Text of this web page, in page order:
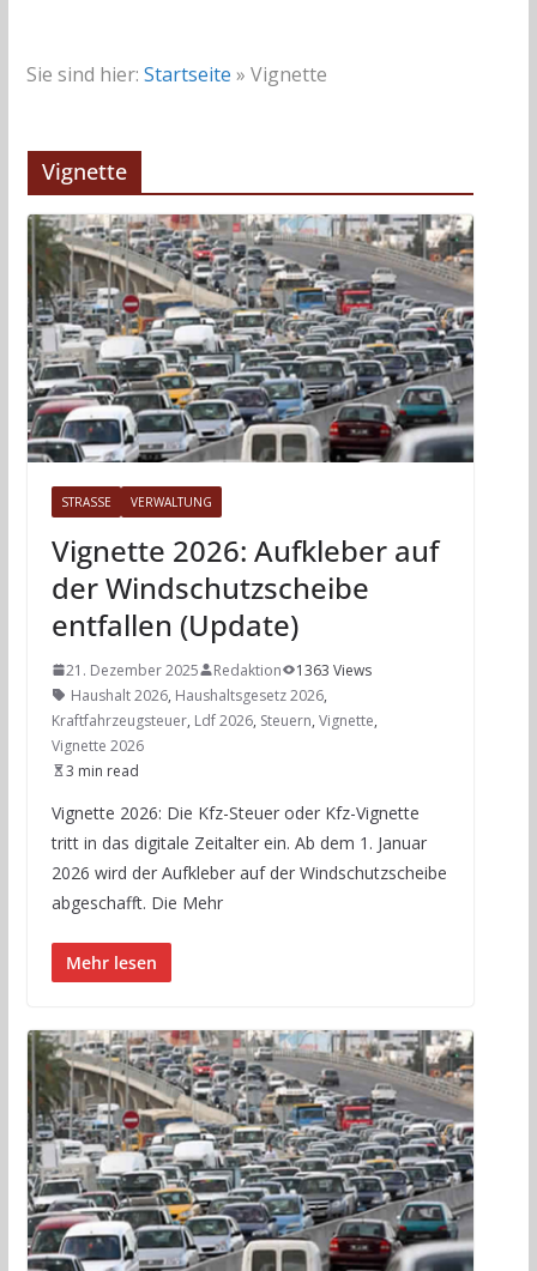
Sie sind hier: Startseite » Vignette
Vignette
STRASSE VERWALTUNG
Vignette 2026: Aufkleber auf
der Windschutzscheibe
entfallen (Update)
21. Dezember 2025 Redaktion
1363 Views
Haushalt 2026, Haushaltsgesetz 2026,
Kraftfahrzeugsteuer, Ldf 2026, Steuern, Vignette,
Vignette 2026
3 min read
Vignette 2026: Die Kfz-Steuer oder Kfz-Vignette
tritt in das digitale Zeitalter ein. Ab dem 1. Januar
2026 wird der Aufkleber auf der Windschutzscheibe
abgeschafft. Die Mehr
Mehr lesen